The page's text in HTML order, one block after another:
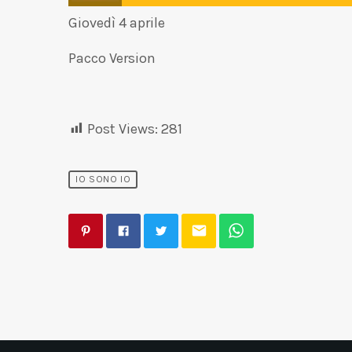
Giovedì 4 aprile
Pacco Version
Post Views: 281
IO SONO IO
email